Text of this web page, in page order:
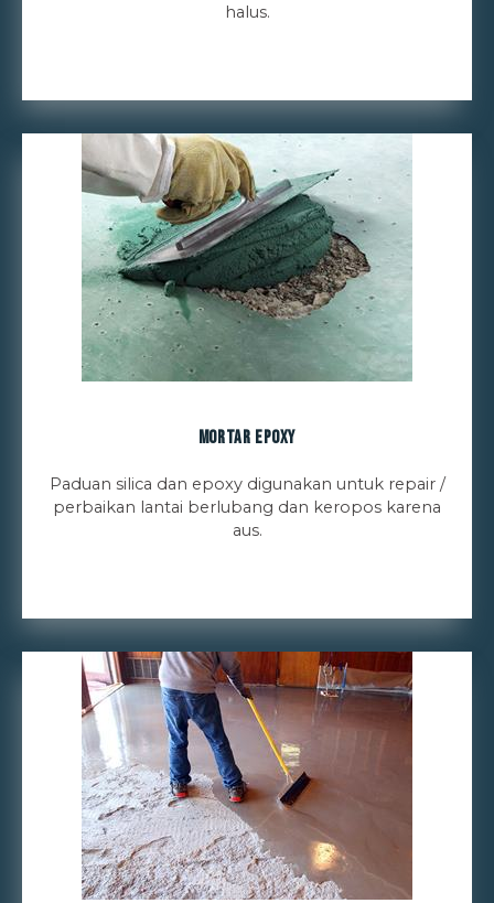
halus.
Mortar Epoxy
Paduan silica dan epoxy digunakan untuk repair /
perbaikan lantai berlubang dan keropos karena
aus.